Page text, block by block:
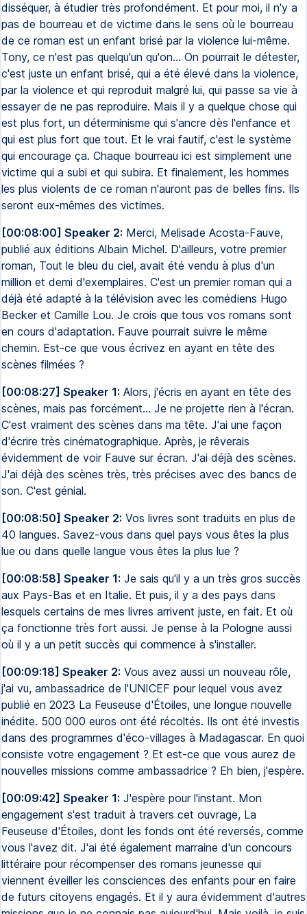
disséquer, à étudier très profondément. Et pour moi, il n'y a
pas de bourreau et de victime dans le sens où le bourreau
de ce roman est un enfant brisé par la violence lui-même.
Tony, ce n'est pas quelqu'un qu'on... On pourrait le détester,
c'est juste un enfant brisé, qui a été élevé dans la violence,
par la violence et qui reproduit malgré lui, qui passe sa vie à
essayer de ne pas reproduire. Mais il y a quelque chose qui
est plus fort, un déterminisme qui s'ancre dès l'enfance et
qui est plus fort que tout. Et le vrai fautif, c'est le système
qui encourage ça. Chaque bourreau ici est simplement une
victime qui a subi et qui subira. Et finalement, les hommes
les plus violents de ce roman n'auront pas de belles fins. Ils
seront eux-mêmes des victimes.
[00:08:00] Speaker 2: Merci, Melisade Acosta-Fauve,
publié aux éditions Albain Michel. D'ailleurs, votre premier
roman, Tout le bleu du ciel, avait été vendu à plus d'un
million et demi d'exemplaires. C'est un premier roman qui a
déjà été adapté à la télévision avec les comédiens Hugo
Becker et Camille Lou. Je crois que tous vos romans sont
en cours d'adaptation. Fauve pourrait suivre le même
chemin. Est-ce que vous écrivez en ayant en tête des
scènes filmées ?
[00:08:27] Speaker 1: Alors, j'écris en ayant en tête des
scènes, mais pas forcément... Je ne projette rien à l'écran.
C'est vraiment des scènes dans ma tête. J'ai une façon
d'écrire très cinématographique. Après, je rêverais
évidemment de voir Fauve sur écran. J'ai déjà des scènes.
J'ai déjà des scènes très, très précises avec des bancs de
son. C'est génial.
[00:08:50] Speaker 2: Vos livres sont traduits en plus de
40 langues. Savez-vous dans quel pays vous êtes la plus
lue ou dans quelle langue vous êtes la plus lue ?
[00:08:58] Speaker 1: Je sais qu'il y a un très gros succès
aux Pays-Bas et en Italie. Et puis, il y a des pays dans
lesquels certains de mes livres arrivent juste, en fait. Et où
ça fonctionne très fort aussi. Je pense à la Pologne aussi
où il y a un petit succès qui commence à s'installer.
[00:09:18] Speaker 2: Vous avez aussi un nouveau rôle,
j'ai vu, ambassadrice de l'UNICEF pour lequel vous avez
publié en 2023 La Feuseuse d'Étoiles, une longue nouvelle
inédite. 500 000 euros ont été récoltés. Ils ont été investis
dans des programmes d'éco-villages à Madagascar. En quoi
consiste votre engagement ? Et est-ce que vous aurez de
nouvelles missions comme ambassadrice ? Eh bien, j'espère.
[00:09:42] Speaker 1: J'espère pour l'instant. Mon
engagement s'est traduit à travers cet ouvrage, La
Feuseuse d'Étoiles, dont les fonds ont été reversés, comme
vous l'avez dit. J'ai été également marraine d'un concours
littéraire pour récompenser des romans jeunesse qui
viennent éveiller les consciences des enfants pour en faire
de futurs citoyens engagés. Et il y aura évidemment d'autres